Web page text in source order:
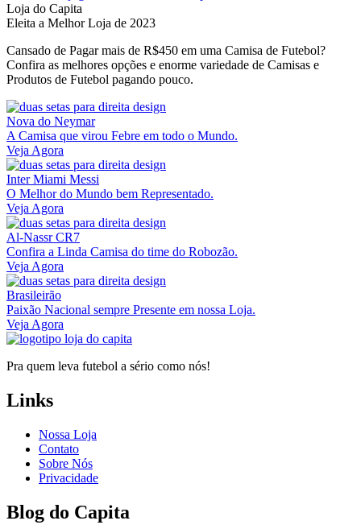
Loja do Capita
Eleita a Melhor Loja de 2023
Cansado de Pagar mais de R$450 em uma Camisa de Futebol?
Confira as melhores opções e enorme variedade de Camisas e
Produtos de Futebol pagando pouco.
Nova do Neymar
A Camisa que virou Febre em todo o Mundo.
Veja Agora
Inter Miami Messi
O Melhor do Mundo bem Representado.
Veja Agora
Al-Nassr CR7
Confira a Linda Camisa do time do Robozão.
Veja Agora
Brasileirão
Paixão Nacional sempre Presente em nossa Loja.
Veja Agora
Pra quem leva futebol a sério como nós!
Links
Nossa Loja
Contato
Sobre Nós
Privacidade
Blog do Capita